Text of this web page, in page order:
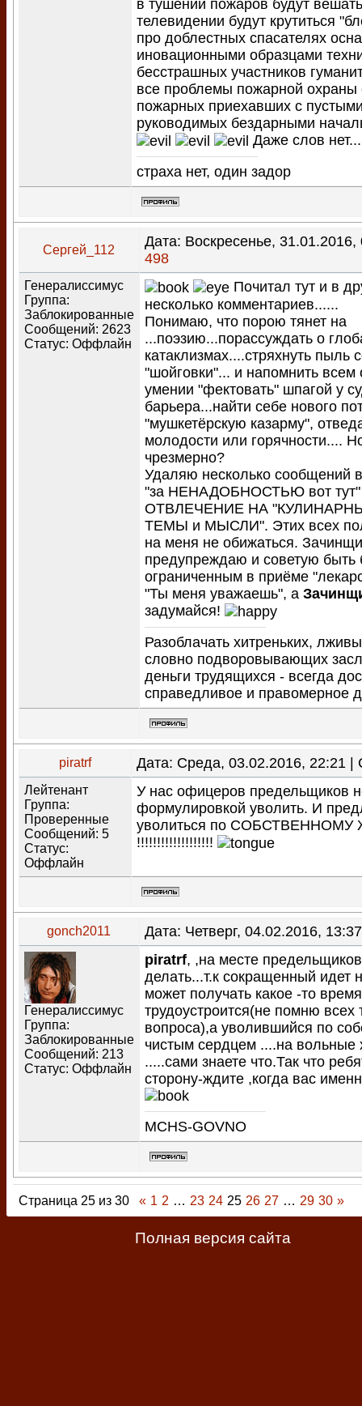
в тушении пожаров будут
телевидении будут крутиться
про доблестных спасателях
иновационными образцами
бесстрашных участников
все проблемы пожарной охраны
пожарных приехавших с
руководимых бездарными
Даже слов нет...
страха нет, один задор
Сергей_112
Дата: Воскресенье,
498
Генералиссимус
Группа:
Заблокированные
Сообщений: 2623
Статус: Оффлайн
Почитал тут и в
несколько комментариев......
Понимаю, что порою тянет на
...поэзию...порассуждать о
катаклизмах....стряхнуть пыль
"шойговки"... и напомнить
умении "фектовать" шпагой у
барьера...найти себе нового
"мушкетёрскую казарму",
молодости или горячности....
чрезмерно?
Удаляю несколько сообщений
"за НЕНАДОБНОСТЬЮ вот тут"
ОТВЛЕЧЕНИЕ НА
ТЕМЫ и МЫСЛИ". Этих всех
на меня не обижаться.
предупреждаю и советую быть
ограниченным в приёме
"Ты меня уважаешь", а
задумайся!
Разоблачать хитреньких,
словно подворовывающих
деньги трудящихся - всегда
справедливое и правомерное
piratrf Дата: Среда, 03.02.2016, 22:21
Лейтенант
Группа:
Проверенные
Сообщений: 5
Статус:
Оффлайн
У нас офицеров предельщиков
формулировкой уволить. И
уволиться по
!!!!!!!!!!!!!!!!!!!
gonch2011 Дата: Четверг, 04.02.2016,
Генералиссимус
Группа:
Заблокированные
Сообщений: 213
Статус: Оффлайн
piratrf, ,на месте
делать...т.к сокращенный идет
может получать какое -то
трудоустроится(не помню всех
вопроса),а уволившийся по
чистым сердцем ....на вольные
.....сами знаете что.Так что
сторону-ждите ,когда вас
MCHS-GOVNO
Страница 25 из 30 « 1 2 … 23 24 25 26 27 … 29 30 »
Полная версия сайта